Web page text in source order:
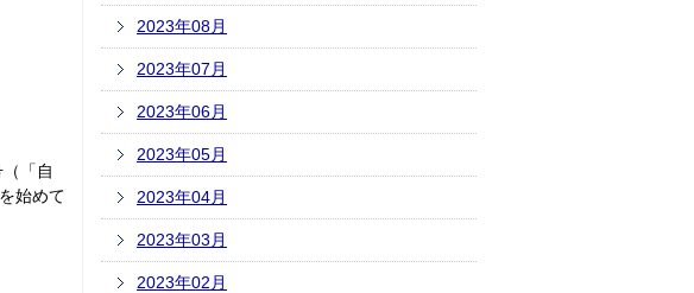
「自
始めて
2023年08月
2023年07月
2023年06月
2023年05月
2023年04月
2023年03月
2023年02月